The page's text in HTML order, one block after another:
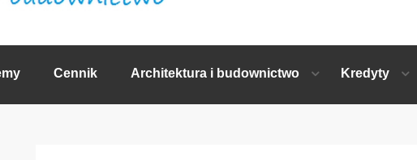
Cennik Architektura i budownictwo Kredyty